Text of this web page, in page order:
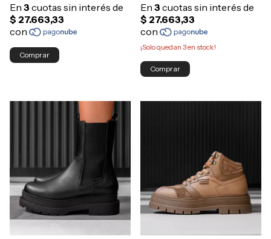
Comprar
¡Solo quedan 3en stock!
Comprar